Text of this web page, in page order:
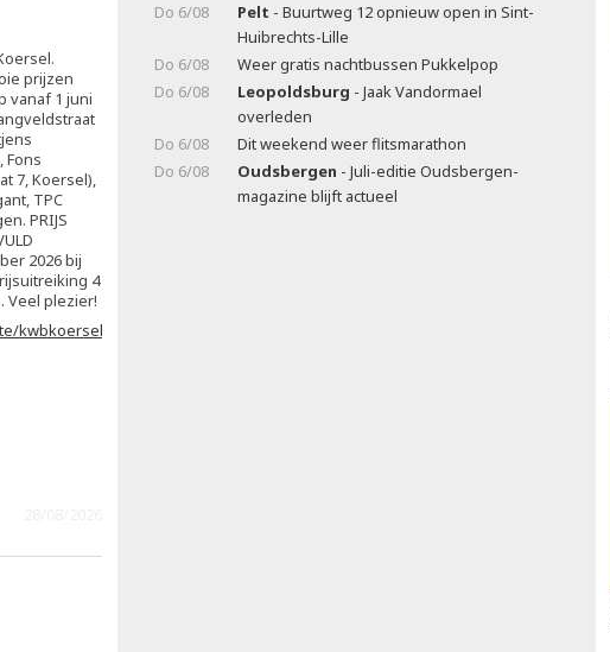
prijzen
vanaf 1 juni
Fons
7, Koersel),
TPC
PRIJS
2026 bij
4
Veel plezier!
kwbkoersel2/home
Do 6/08 Pelt - Buurtweg 12 opnieuw open in Sint-
Huibrechts-Lille
Do 6/08
Weer gratis nachtbussen Pukkelpop
Do 6/08
Leopoldsburg - Jaak Vandormael
overleden
Do 6/08
Dit weekend weer flitsmarathon
Do 6/08
Oudsbergen - Juli-editie Oudsbergen-
magazine blijft actueel